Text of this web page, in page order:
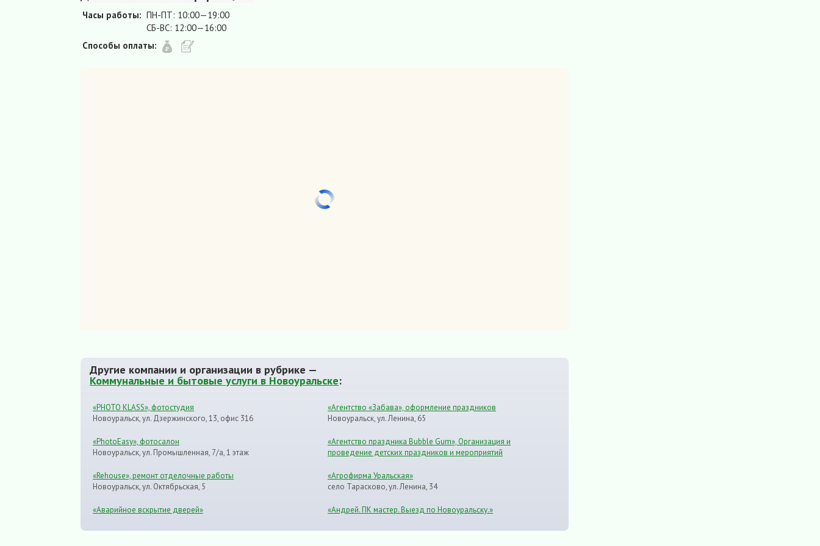
Часы работы: ПН-ПТ: 10:00—19:00
СБ-ВС: 12:00—16:00
Способы оплаты:
Другие компании и организации в рубрике —
Коммунальные и бытовые услуги в Новоуральске:
«PHOTO KLASS», фотостудия
Новоуральск, ул. Дзержинского, 13, офис 316
«Агентство «Забава», оформление праздников
Новоуральск, ул. Ленина, 65
«PhotoEasy», фотосалон
Новоуральск, ул. Промышленная, 7/а, 1 этаж
«Агентство праздника Bubble Gum», Организация и
проведение детских праздников и мероприятий
«Rehouse», ремонт отделочные работы
Новоуральск, ул. Октябрьская, 5
«Агрофирма Уральская»
село Тарасково, ул. Ленина, 34
«Аварийное вскрытие дверей» «Андрей. ПК мастер. Выезд по Новоуральску.»